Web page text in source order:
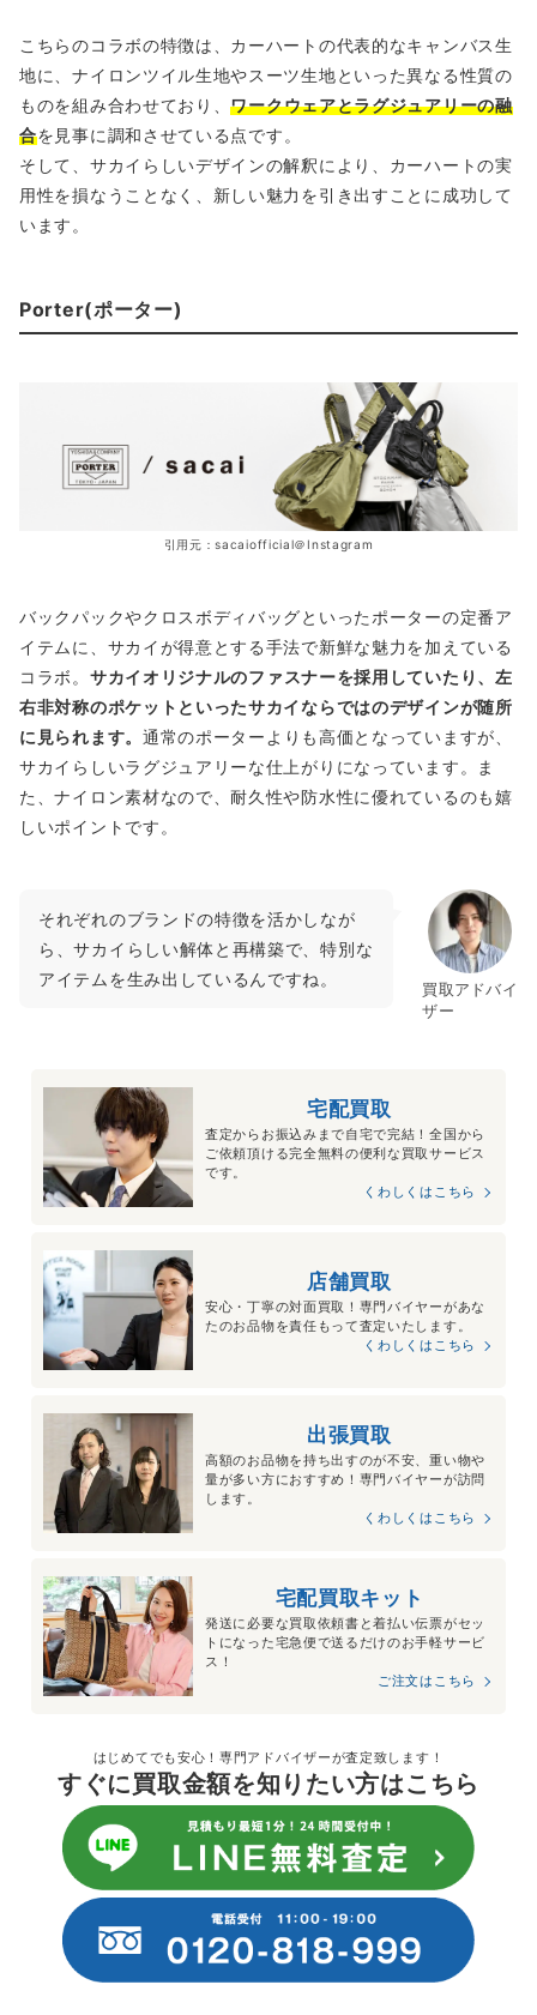
こちらのコラボの特徴は、カーハートの代表的なキャンバス生
地に、ナイロンツイル生地やスーツ生地といった異なる性質の
ものを組み合わせており、ワークウェアとラグジュアリーの融
合を見事に調和させている点です。
そして、サカイらしいデザインの解釈により、カーハートの実
用性を損なうことなく、新しい魅力を引き出すことに成功して
います。
Porter(ポーター)
引用元：sacaiofficial＠Instagram
バックパックやクロスボディバッグといったポーターの定番ア
イテムに、サカイが得意とする手法で新鮮な魅力を加えている
コラボ。 サカイオリジナルのファスナーを採用していたり、左
右非対称のポケットといったサカイならではのデザインが随所
に見られます。 通常のポーターよりも高価となっていますが、
サカイらしいラグジュアリーな仕上がりになっています。ま
た、ナイロン素材なので、耐久性や防水性に優れているのも嬉
しいポイントです。
買取アドバイ
ザー
それぞれのブランドの特徴を活かしなが
ら、サカイらしい解体と再構築で、特別な
アイテムを生み出しているんですね。
宅配買取
査定からお振込みまで自宅で完結！全国から
ご依頼頂ける完全無料の便利な買取サービス
です。
くわしくはこちら
店舗買取
安心・丁寧の対面買取！専門バイヤーがあな
たのお品物を責任もって査定いたします。
くわしくはこちら
出張買取
高額のお品物を持ち出すのが不安、重い物や
量が多い方におすすめ！専門バイヤーが訪問
します。
くわしくはこちら
宅配買取キット
発送に必要な買取依頼書と着払い伝票がセッ
トになった宅急便で送るだけのお手軽サービ
ス！
ご注文はこちら
はじめてでも安心！専門アドバイザーが査定致します！
すぐに買取金額を知りたい方はこちら